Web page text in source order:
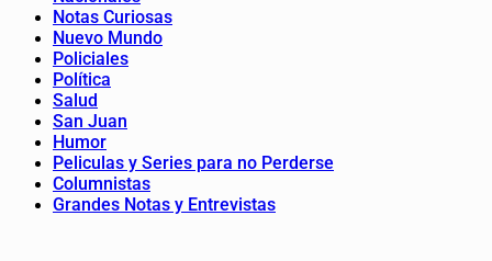
Notas Curiosas
Nuevo Mundo
Policiales
Política
Salud
San Juan
Humor
Peliculas y Series para no Perderse
Columnistas
Grandes Notas y Entrevistas